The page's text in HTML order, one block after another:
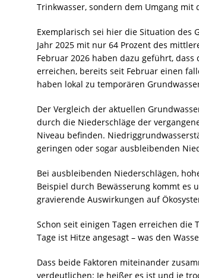
Trinkwasser, sondern dem Umgang
Exemplarisch sei hier die Situation des
Jahr 2025 mit nur 64 Prozent des
Februar 2026 haben dazu geführt,
erreichen, bereits seit Februar einen
haben lokal zu temporären
Der Vergleich der aktuellen
durch die Niederschläge der
Niveau befinden.
geringen oder sogar ausbleibenden
Bei ausbleibenden Niederschlägen,
Beispiel durch Bewässerung kommt es
gravierende Auswirkungen auf
Schon seit einigen Tagen erreichen
Tage ist Hitze angesagt – was den
Dass beide Faktoren miteinander
verdeutlichen: Je heißer es ist und je